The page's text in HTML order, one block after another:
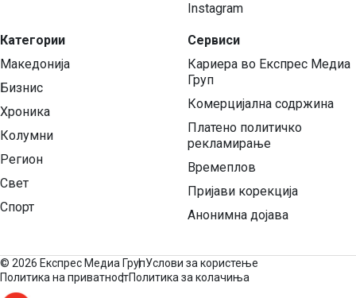
Категории
Македонија
Бизнис
Хроника
Колумни
Регион
Свет
Спорт
Instagram
Сервиси
Кариера во Експрес Медиа
Груп
Комерцијална содржина
Платено политичко
рекламирање
Времеплов
Пријави корекција
Анонимна дојава
© 2026 Експрес Медиа ГрупУслови за користење
Политика на приватностПолитика за колачиња